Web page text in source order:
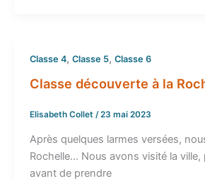
Classe 4, Classe 5, Classe 6
Classe découverte à la
Elisabeth Collet /23 mai 2023
Après quelques larmes versées,
Rochelle… Nous avons visité la ville,
avant de prendre